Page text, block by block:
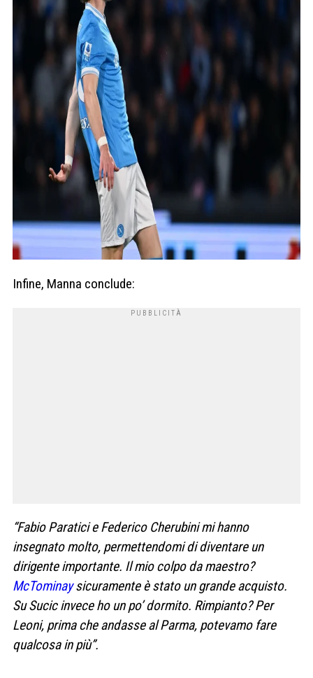
Infine, Manna conclude:
“Fabio Paratici e Federico Cherubini mi hanno
insegnato molto, permettendomi di diventare un
dirigente importante. Il mio colpo da maestro?
McTominaysicuramente è stato un grande acquisto.
Su Sucic invece ho un po’ dormito. Rimpianto? Per
Leoni, prima che andasse al Parma, potevamo fare
qualcosa in più”.